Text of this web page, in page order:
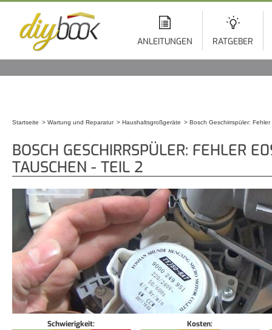
ANLEITUNGEN RATGEBER
Startseite Wartung und Reparatur Haushaltsgroßgeräte Bosch Geschirrspüler:
BOSCH GESCHIRRSPÜLER: FEHLER
TAUSCHEN - TEIL 2
Schwierigkeit: Kosten: